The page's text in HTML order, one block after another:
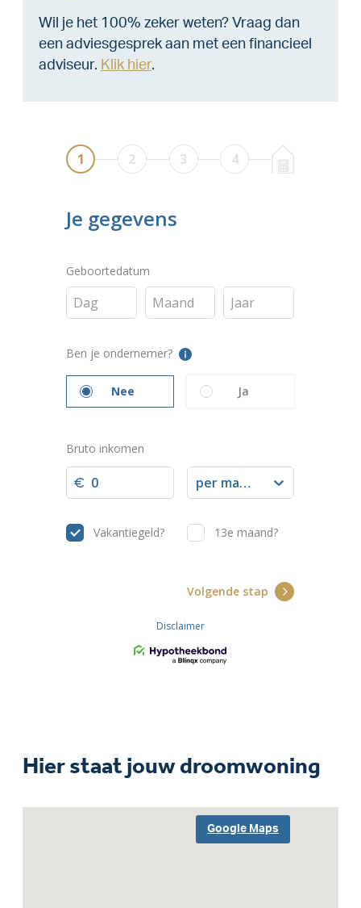
Wil je het 100% zeker weten? Vraag dan
een adviesgesprek aan met een financieel
adviseur. Klik hier.
Hier staat jouw droomwoning
Google Maps